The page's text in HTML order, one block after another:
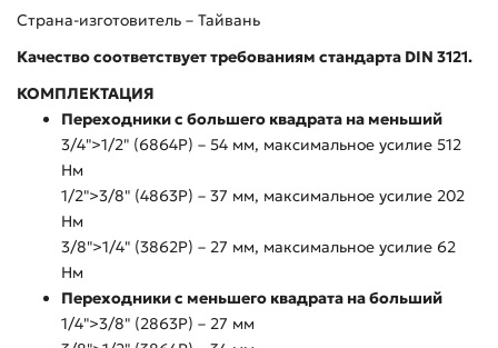
Страна-изготовитель – Тайвань
Качество соответствует требованиям стандарта DIN 3121.
КОМПЛЕКТАЦИЯ
Переходники с большего квадрата на меньший
3/4">1/2" (6864P) – 54 мм, максимальное усилие 512
Нм
1/2">3/8" (4863P) – 37 мм, максимальное усилие 202
Нм
3/8">1/4" (3862P) – 27 мм, максимальное усилие 62
Нм
Переходники с меньшего квадрата на больший
1/4">3/8" (2863P) – 27 мм